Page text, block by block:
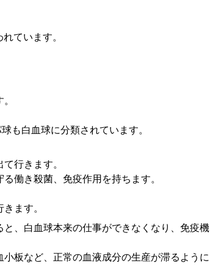
ています。
も白血球に分類されています。
行きます。
働き殺菌、免疫作用を持ちます。
ます。
、白血球本来の仕事ができなくなり、免疫機
板など、正常の血液成分の生産が滞るように